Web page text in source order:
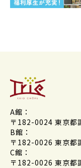
A館：
〒182-0024 東京都
B館：
〒182-0026 東京都
C館：
〒182-0026 東京都